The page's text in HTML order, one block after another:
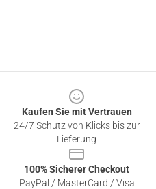
Kaufen Sie mit Vertrauen
24/7 Schutz von Klicks bis zur
Lieferung
100% Sicherer Checkout
PayPal / MasterCard / Visa